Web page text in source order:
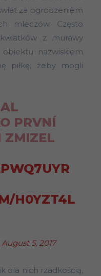
za ogrodzeniem
mleczów. Często
z murawy
nazwiskiem
piłkę, żeby mogli
PRVNÍ
ZMIZEL
H0YZT4L
August 5, 2017
dla nich rzadkością,